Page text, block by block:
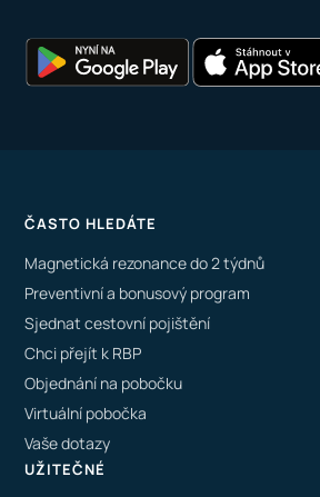
ČASTO HLEDÁTE
Magnetická rezonance do 2 týdnů
Preventivní a bonusový program
Sjednat cestovní pojištění
Chci přejít k RBP
Objednání na pobočku
Virtuální pobočka
Vaše dotazy
UŽITEČNÉ